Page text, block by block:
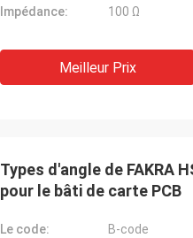
Impédance:
100 Ω
Meilleur Prix
Types d'angle de FAKRA
pour le bâti de carte PCB
Le code:
B-code